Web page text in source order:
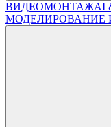
ВИДЕОМОНТАЖAI
МОДЕЛИРОВАНИЕ